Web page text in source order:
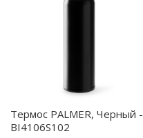
Термос PALMER, Черный -
BI4106S102